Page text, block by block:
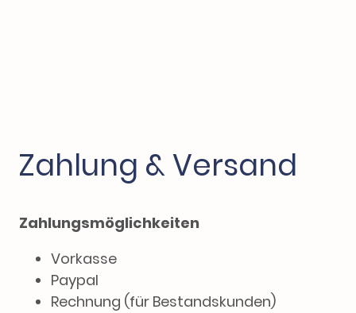
Zahlung & Versand
Zahlungsmöglichkeiten
Vorkasse
Paypal
Rechnung (für Bestandskunden)